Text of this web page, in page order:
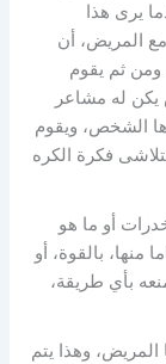
يرى هذا
المريض، أن
ثم يقوم
له مشاعر
الشخص، ويقوم
فكرة الكره
أو ما هو
منها، بالقوة، أو
بأي طريقة،
المريض، وهذا يتم